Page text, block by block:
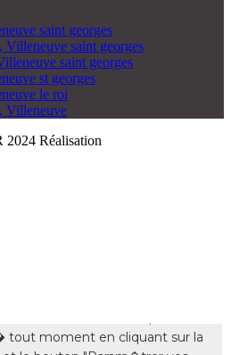
saint georges
Villeneuve saint georges
saint georges
st georges
le roi
Villeneuve
2024 Réalisation